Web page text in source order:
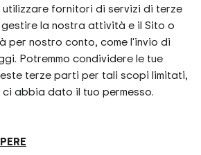
fornitori di servizi di terze
la nostra attività e il Sito o
per nostro conto, come l'invio di
Potremmo condividere le tue
terze parti per tali scopi limitati,
abbia dato il tuo permesso.